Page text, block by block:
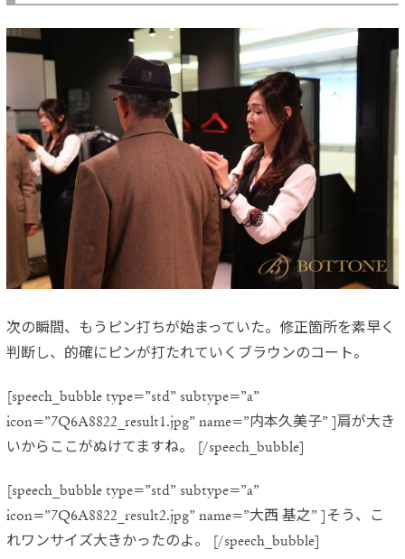
次の瞬間、もうピン打ちが始まっていた。修正箇所を素早く
判断し、的確にピンが打たれていくブラウンのコート。
[speech_bubble type=”std” subtype=”a”
icon=”7Q6A8822_result1.jpg” name=”内本久美子” ]肩が大き
いからここがぬけてますね。 [/speech_bubble]
[speech_bubble type=”std” subtype=”a”
icon=”7Q6A8822_result2.jpg” name=”大西 基之” ]そう、こ
れワンサイズ大きかったのよ。 [/speech_bubble]